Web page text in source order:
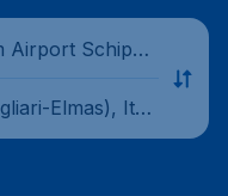
Airport Schipho
Elmas), Itali